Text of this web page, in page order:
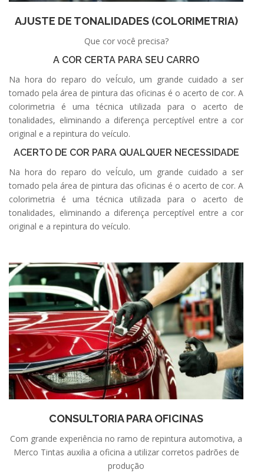
AJUSTE DE TONALIDADES (COLORIMETRIA)
Que cor você precisa?
A COR CERTA PARA SEU CARRO
Na hora do reparo do veÍculo, um grande cuidado a ser
tomado pela área de pintura das oficinas é o acerto de cor. A
colorimetria é uma técnica utilizada para o acerto de
tonalidades, eliminando a diferença perceptível entre a cor
original e a repintura do veículo.
ACERTO DE COR PARA QUALQUER NECESSIDADE
Na hora do reparo do veÍculo, um grande cuidado a ser
tomado pela área de pintura das oficinas é o acerto de cor. A
colorimetria é uma técnica utilizada para o acerto de
tonalidades, eliminando a diferença perceptível entre a cor
original e a repintura do veículo.
CONSULTORIA PARA OFICINAS
Com grande experiência no ramo de repintura automotiva, a
Merco Tintas auxilia a oficina a utilizar corretos padrões de
produção